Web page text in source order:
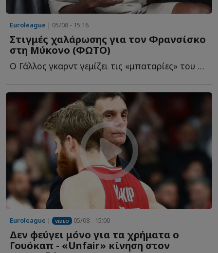
Euroleague | 05/08 - 15:16
Στιγμές χαλάρωσης για τον Φρανσίσκο
στη Μύκονο (ΦΩΤΟ)
Ο Γάλλος γκαρντ γεμίζει τις «μπαταρίες» του στο «νησί τ...
Euroleague | VIDEO 05/08 - 15:00
Δεν φεύγει μόνο για τα χρήματα ο
Γουόκαπ - «Unfair» κίνηση στον